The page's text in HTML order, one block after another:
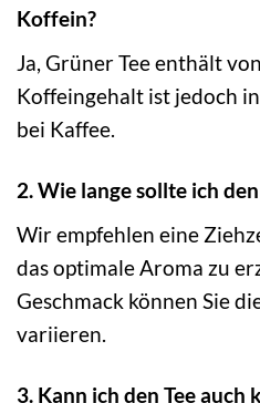
Koffein?
Ja, Grüner Tee enthält von
Koffeingehalt ist jedoch
bei Kaffee.
2. Wie lange sollte ich
Wir empfehlen eine
das optimale Aroma zu
Geschmack können Sie
variieren.
3. Kann ich den Tee auch